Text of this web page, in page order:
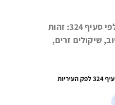
עילות אסורות לעיכוב אישור לפי סעיף 324: זהות
שיקולים זרים,